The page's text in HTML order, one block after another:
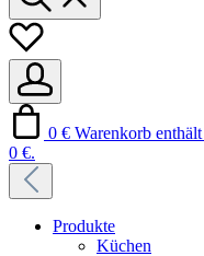
0 € Warenkorb
0 €.
Produkte
Küchen